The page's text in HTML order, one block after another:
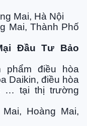
Mai, Hà Nội
Mai, Thành Phố
Đầu Tư Bảo
phẩm điều hòa
Daikin, điều hòa
… tại thị trường
Hoàng Mai,